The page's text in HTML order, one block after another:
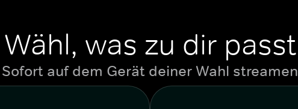
Wähl, was zu dir passt
Sofort auf dem Gerät deiner Wahl streamen